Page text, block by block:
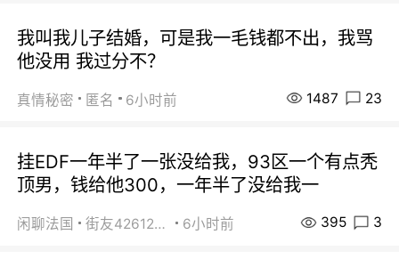
我叫我儿子结婚，可是我一毛钱都不出，我骂
他没用 我过分不？
真情秘密 匿名 6小时前 1487 23
挂EDF一年半了一张没给我，93区一个有点秃
顶男，钱给他300，一年半了没给我一
闲聊法国 街友42612092 6小时前 395 3